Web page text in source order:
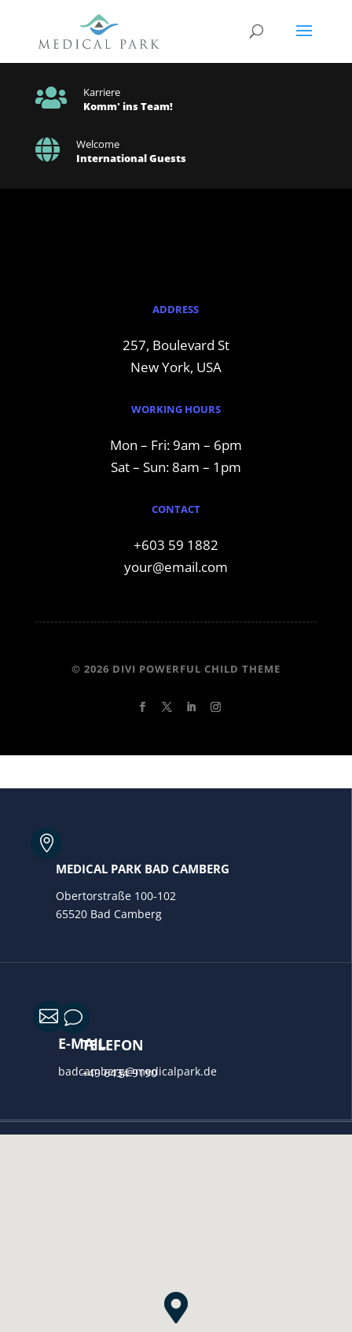

Karriere
Komm' ins Team!

Welcome
International Guests
ADDRESS
257, Boulevard St
New York, USA
WORKING HOURS
Mon – Fri: 9am – 6pm
Sat – Sun: 8am – 1pm
CONTACT
+603 59 1882
your@email.com
© 2026 DIVI POWERFUL CHILD THEME

MEDICAL PARK BAD CAMBERG
Obertorstraße 100-102
65520 Bad Camberg
v
TELEFON
+49 6434 9190

E-MAIL
badcamberg@medicalpark.de
